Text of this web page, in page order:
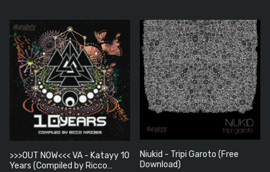
>>>OUT NOW<<< VA - Katayy 10
Years (Compiled by Ricco
Niukid - Tripi Garoto (Free
Download)